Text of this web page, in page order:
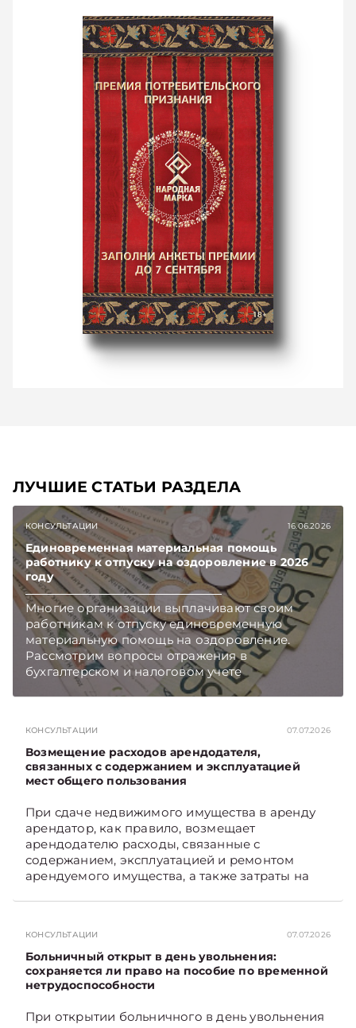
ЛУЧШИЕ СТАТЬИ РАЗДЕЛА
КОНСУЛЬТАЦИИ 16.06.2026
Единовременная материальная помощь
работнику к отпуску на оздоровление в 2026
году
Многие организации выплачивают своим
работникам к отпуску единовременную
материальную помощь на оздоровление.
Рассмотрим вопросы отражения в
бухгалтерском и налоговом учете
хозяйственных операций по начислению и
Главное об экономике Беларуси — раньше,
чем в новостях TelegramViber
КОНСУЛЬТАЦИИ 07.07.2026
Возмещение расходов арендодателя,
связанных с содержанием и эксплуатацией
мест общего пользования
При сдаче недвижимого имущества в аренду
арендатор, как правило, возмещает
арендодателю расходы, связанные с
содержанием, эксплуатацией и ремонтом
арендуемого имущества, а также затраты на
связанных с содержанием и эксплуатацией
мест общего пользования, в частности –
контрольно-­пропускного пункта? Рассмотрим
порядок их распределения. Подписывайтесь
экономике Беларуси — раньше, чем в новостях
КОНСУЛЬТАЦИИ 07.07.2026
Больничный открыт в день увольнения:
сохраняется ли право на пособие по временной
нетрудоспособности
При открытии больничного в день увольнения